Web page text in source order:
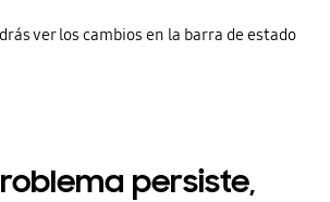
ver los cambios en la barra de estado
persiste,